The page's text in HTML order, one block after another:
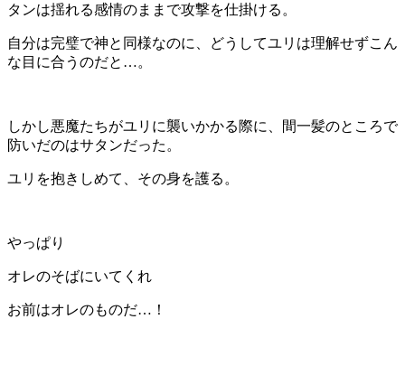
タンは揺れる感情のままで攻撃を仕掛ける。
自分は完璧で神と同様なのに、どうしてユリは理解せずこん
な目に合うのだと…。
しかし悪魔たちがユリに襲いかかる際に、間一髪のところで
防いだのはサタンだった。
ユリを抱きしめて、その身を護る。
やっぱり
オレのそばにいてくれ
お前はオレのものだ…！